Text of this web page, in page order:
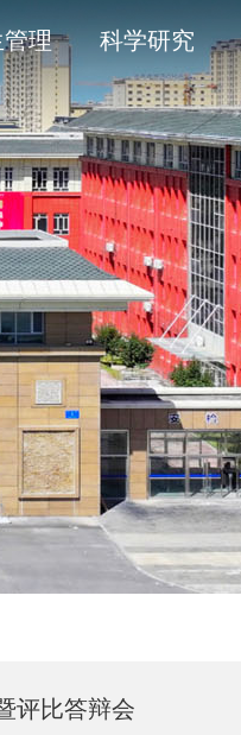
理 科学研究
评比答辩会